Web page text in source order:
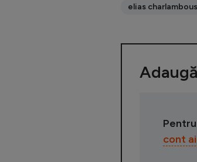
elias charlambous
cont